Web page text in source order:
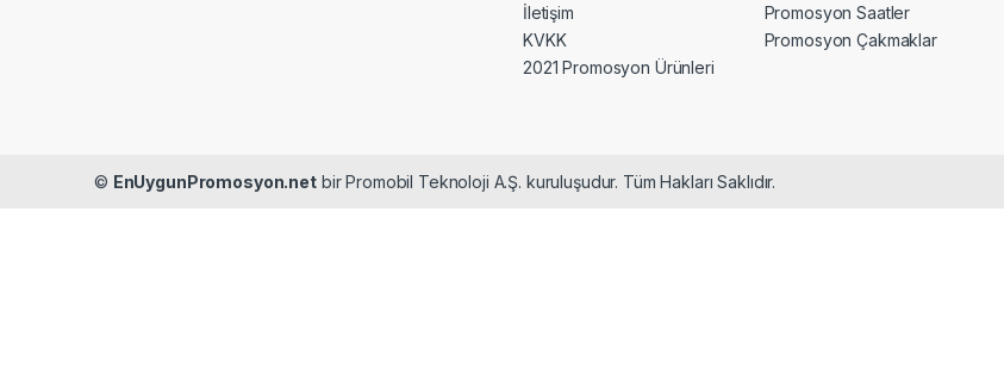
İletişim
KVKK
2021 Promosyon Ürünleri
Promosyon Saatler
Promosyon Çakmaklar
© EnUygunPromosyon.netbir Promobil Teknoloji A.Ş. kuruluşudur. Tüm Hakları Saklıdır.